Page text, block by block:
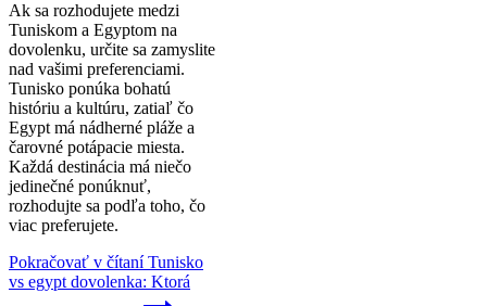
Ak sa rozhodujete medzi
Tuniskom a Egyptom na
dovolenku, určite sa zamyslite
nad vašimi preferenciami.
Tunisko ponúka bohatú
históriu a kultúru, zatiaľ čo
Egypt má nádherné pláže a
čarovné potápacie miesta.
Každá destinácia má niečo
jedinečné ponúknuť,
rozhodujte sa podľa toho, čo
viac preferujete.
Pokračovať v čítaníTunisko
vs egypt dovolenka: Ktorá